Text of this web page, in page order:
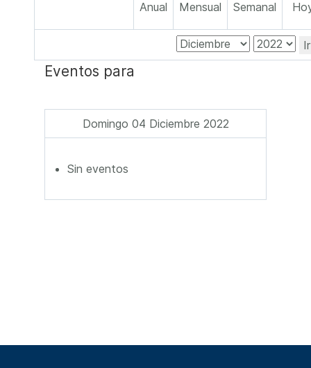
Anual Mensual Semanal
Eventos para
Domingo 04 Diciembre 2022
Sin eventos